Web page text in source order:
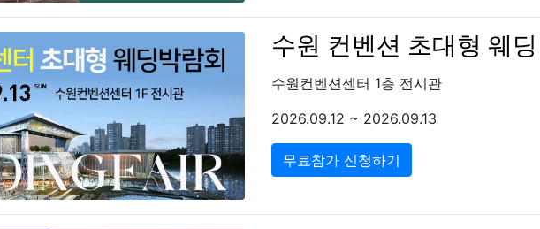
수원 컨벤션 초대형 웨
수원컨벤션센터 1층 전시관
2026.09.12 ~ 2026.09.13
무료참가 신청하기